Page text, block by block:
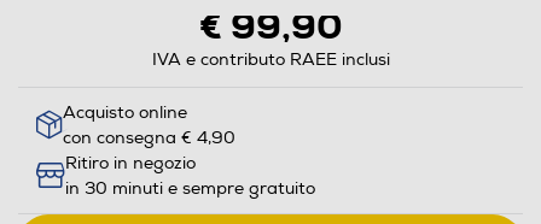
€ 99,90
IVA e contributo RAEE inclusi
Acquisto online
con consegna € 4,90
Ritiro in negozio
in 30 minuti e sempre gratuito